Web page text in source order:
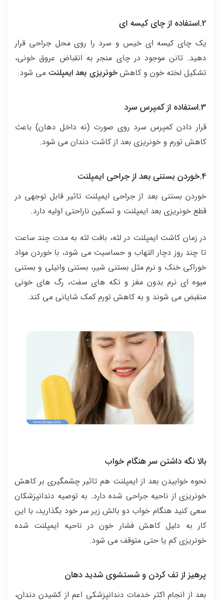
2.استفاده از چای کیسه ای
یک چای کیسه ای خیس و سرد را روی محل جراحی قرار
دهید. تانن موجود در چای منجر به انقباض عروق خونی،
تشکیل لخته خون و کاهش خونریزی بعد ایمپلنت می شود.
3.استفاده از کمپرس سرد
قرار دادن کمپرس سرد روی صورت (نه داخل دهان) باعث
کاهش تورم و خونریزی بعد از کاشت دندان می شود.
4.خوردن بستنی بعد از جراحی ایمپلنت
خوردن بستنی بعد از جراحی ایمپلنت تاثیر قابل توجهی در
قطع خونریزی بعد ایمپلنت و تسکین ناراحتی اولیه دارد.
در زمان کاشت ایمپلنت در لثه، بافت لثه به مدت چند ساعت
تا چند روز دچار التهاب و حساسیت می شود، با خوردن مواد
خوراکی خنک و نرم مثل بستنی شیر، بستنی وانیلی و بستنی
میوه ای نرم بدون مغز و تکه های سفت، رگ های خونی
منقبض می شوند و به کاهش تورم کمک شایانی می کند.
بالا نگه داشتن سر هنگام خواب
نحوه خوابیدن بعد از ایمپلنت هم تاثیر چشمگیری بر کاهش
خونریزی از ناحیه جراحی شده دارد. به توصیه دندانپزشکان
سعی کنید هنگام خواب دو بالش زیر سر خود بگذارید، با این
کار به دلیل کاهش فشار خون در ناحیه ایمپلنت شده
خونریزی کم یا حتی متوقف می شود.
پرهیز از تف کردن و شستشوی شدید دهان
بعد از انجام اکثر خدمات دندانپزشکی اعم از کشیدن دندان،